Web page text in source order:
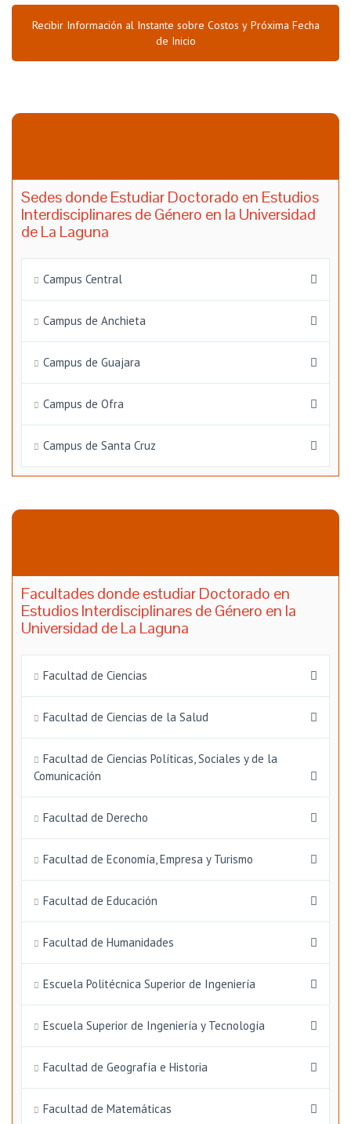
Recibir Información al Instante sobre Costos y Próxima Fecha
de Inicio
Sedes donde Estudiar Doctorado en Estudios
Interdisciplinares de Género en la Universidad
de La Laguna
Campus Central
Campus de Anchieta
Campus de Guajara
Campus de Ofra
Campus de Santa Cruz
Facultades donde estudiar Doctorado en
Estudios Interdisciplinares de Género en la
Universidad de La Laguna
Facultad de Ciencias
Facultad de Ciencias de la Salud
Facultad de Ciencias Políticas, Sociales y de la
Comunicación
Facultad de Derecho
Facultad de Economía, Empresa y Turismo
Facultad de Educación
Facultad de Humanidades
Escuela Politécnica Superior de Ingeniería
Escuela Superior de Ingeniería y Tecnología
Facultad de Geografía e Historia
Facultad de Matemáticas